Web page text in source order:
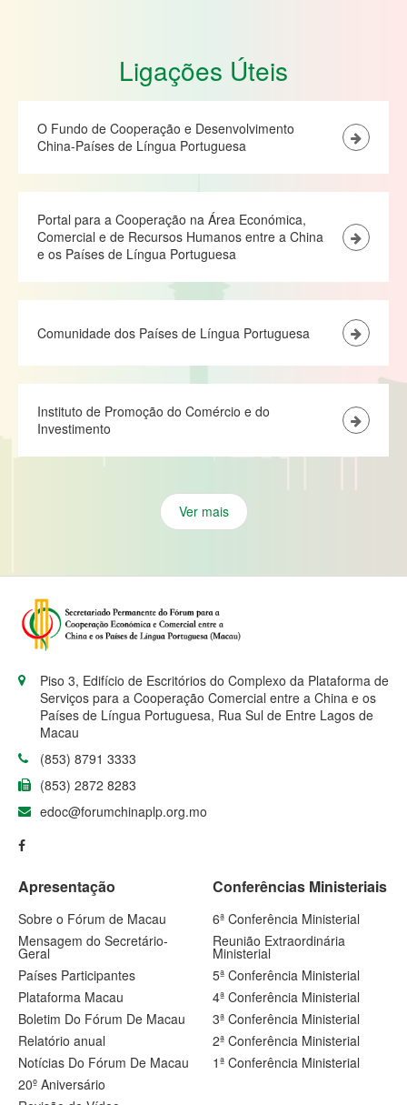
Ligações Úteis
O Fundo de Cooperação e Desenvolvimento
China-Países de Língua Portuguesa
Portal para a Cooperação na Área Económica,
Comercial e de Recursos Humanos entre a China
e os Países de Língua Portuguesa
Comunidade dos Países de Língua Portuguesa
Instituto de Promoção do Comércio e do
Investimento
Ver mais
Piso 3, Edifício de Escritórios do Complexo da Plataforma de
Serviços para a Cooperação Comercial entre a China e os
Países de Língua Portuguesa, Rua Sul de Entre Lagos de
Macau
(853) 8791 3333
(853) 2872 8283
edoc@forumchinaplp.org.mo
Apresentação
Sobre o Fórum de Macau
Mensagem do Secretário-
Geral
Países Participantes
Plataforma Macau
Boletim Do Fórum De Macau
Relatório anual
Notícias Do Fórum De Macau
20º Aniversário
Conferências Ministeriais
6ª Conferência Ministerial
Reunião Extraordinária
Ministerial
5ª Conferência Ministerial
4ª Conferência Ministerial
3ª Conferência Ministerial
2ª Conferência Ministerial
1ª Conferência Ministerial